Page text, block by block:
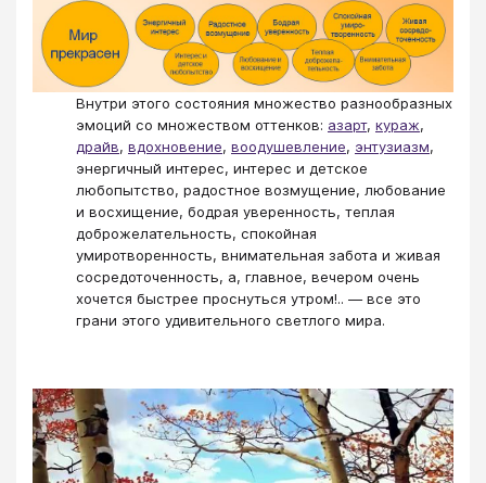
​​​​​​​Внутри этого состояния множество разнообразных
эмоций со множеством оттенков: азарт, кураж,
драйв, вдохновение, воодушевление, энтузиазм,
энергичный интерес, интерес и детское
любопытство, радостное возмущение, любование
и восхищение, бодрая уверенность, теплая
доброжелательность, спокойная
умиротворенность, внимательная забота и живая
сосредоточенность, а, главное, вечером очень
хочется быстрее проснуться утром!.. — все это
грани этого удивительного светлого мира.